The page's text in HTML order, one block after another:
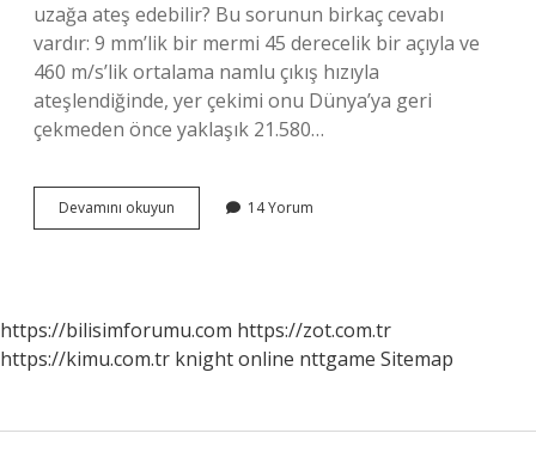
uzağa ateş edebilir? Bu sorunun birkaç cevabı
vardır: 9 mm’lik bir mermi 45 derecelik bir açıyla ve
460 m/s’lik ortalama namlu çıkış hızıyla
ateşlendiğinde, yer çekimi onu Dünya’ya geri
çekmeden önce yaklaşık 21.580…
Devamını okuyun Tabanca
Mermisi
Gider
14 Yorum
https://bilisimforumu.com https://zot.com.tr
https://kimu.com.tr knight online nttgame Sitemap